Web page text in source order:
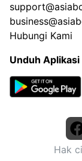
Hubungi Kami
Unduh Aplikasi
Hak